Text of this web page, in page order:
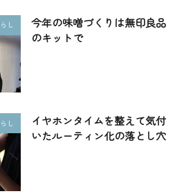
し
今年の味噌づくりは無印良品
のキットで
し
イヤホンタイムを整えて気付
いたルーティン化の落とし穴